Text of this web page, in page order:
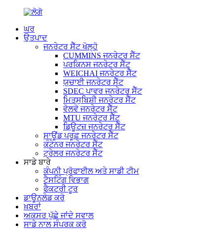
ਘਰ
ਉਤਪਾਦ
ਜਨਰੇਟਰ ਸੈੱਟ ਖੋਲ੍ਹੋ
CUMMINS ਜਨਰੇਟਰ ਸੈੱਟ
ਪਰਕਿਨਸ ਜਨਰੇਟਰ ਸੈੱਟ
WEICHAI ਜਨਰੇਟਰ ਸੈੱਟ
ਯੁਚਾਈ ਜਨਰੇਟਰ ਸੈੱਟ
SDEC ਪਾਵਰ ਜਨਰੇਟਰ ਸੈੱਟ
ਮਿਤਸੁਬਿਸ਼ੀ ਜਨਰੇਟਰ ਸੈੱਟ
ਵੋਲਵੋ ਜਨਰੇਟਰ ਸੈੱਟ
MTU ਜਨਰੇਟਰ ਸੈੱਟ
ਡਿਊਟਜ਼ ਜਨਰੇਟਰ ਸੈੱਟ
ਸਾਊਂਡ ਪਰੂਫ਼ ਜਨਰੇਟਰ ਸੈੱਟ
ਕੰਟੇਨਰ ਜਨਰੇਟਰ ਸੈੱਟ
ਟ੍ਰੇਲਰ ਜਨਰੇਟਰ ਸੈੱਟ
ਸਾਡੇ ਬਾਰੇ
ਕੰਪਨੀ ਪ੍ਰੋਫਾਈਲ ਅਤੇ ਸਾਡੀ ਟੀਮ
ਟੈਸਟਿੰਗ ਵਿਭਾਗ
ਫੈਕਟਰੀ ਟੂਰ
ਡਾਊਨਲੋਡ ਕਰੋ
ਖ਼ਬਰਾਂ
ਅਕਸਰ ਪੁੱਛੇ ਜਾਂਦੇ ਸਵਾਲ
ਸਾਡੇ ਨਾਲ ਸੰਪਰਕ ਕਰੋ